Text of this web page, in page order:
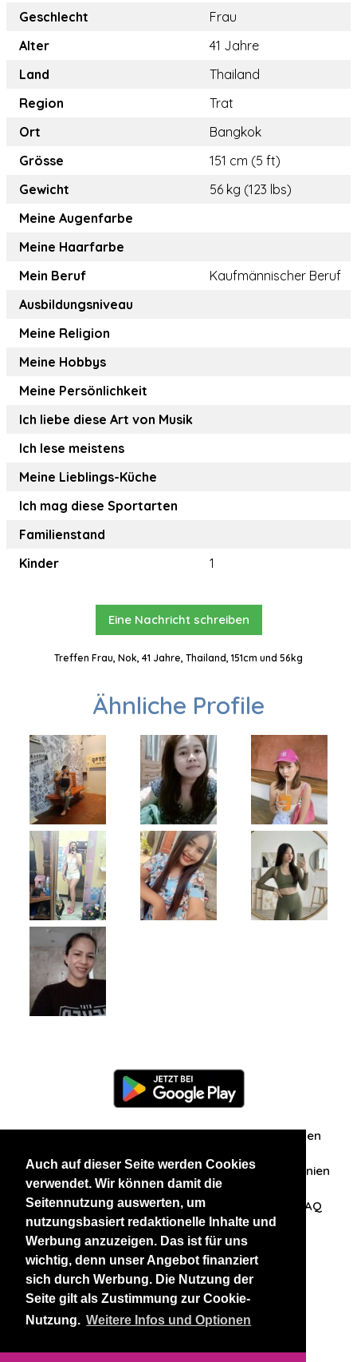
Auch auf dieser Seite werden Cookies
verwendet. Wir können damit die
Seitennutzung auswerten, um
nutzungsbasiert redaktionelle Inhalte und
Werbung anzuzeigen. Das ist für uns
wichtig, denn unser Angebot finanziert
sich durch Werbung. Die Nutzung der
Seite gilt als Zustimmung zur Cookie-
Nutzung. Weitere Infos und Optionen
Geschlecht
Frau
Alter
41 Jahre
Land
Thailand
Region
Trat
Ort
Bangkok
Grösse
151 cm (5 ft)
Gewicht
56 kg (123 lbs)
Meine Augenfarbe
Meine Haarfarbe
Mein Beruf
Kaufmännischer Beruf
Ausbildungsniveau
Meine Religion
Meine Hobbys
Meine Persönlichkeit
Ich liebe diese Art von Musik
Ich lese meistens
Meine Lieblings-Küche
Ich mag diese Sportarten
Familienstand
Kinder
1
Eine Nachricht schreiben
Treffen Frau, Nok, 41 Jahre, Thailand, 151cm und 56kg
Ähnliche Profile
Zuschriften/Erfahrungen
Datenschutzerklärung AGB Datenschutzrichtlinien
Nehmen Sie Kontakt mit uns auf FAQ
Unsere anderen Websites
BlackAndBeauties RussianKisses